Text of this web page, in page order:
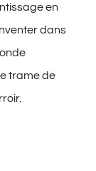
en
dans
trame de